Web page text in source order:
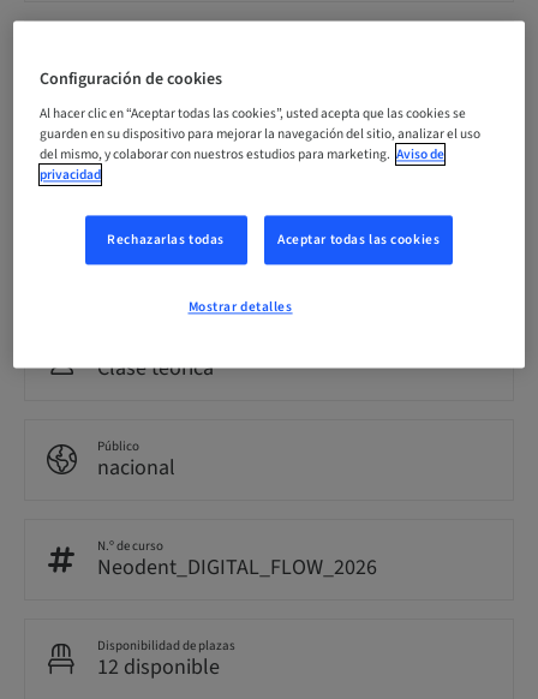
EUR 1000.00
Idioma
Francés
Puntos
0.00 Puntos
Clase teórica
Público
nacional
N.º de curso
Neodent_DIGITAL_FLOW_2026
Disponibilidad de plazas
12 disponible
Configuración de cookies
Al hacer clic en “Aceptar todas las cookies”, usted acepta que las cookies se
guarden en su dispositivo para mejorar la navegación del sitio, analizar el uso
del mismo, y colaborar con nuestros estudios para marketing. Aviso de
privacidad
Rechazarlas todas Aceptar todas las cookies
Mostrar detalles